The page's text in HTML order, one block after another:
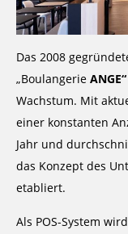
Das 2008
„Boulangerie ANGE“
Wachstum. Mit
einer konstanten
Jahr und
das Konzept des
etabliert.
Als POS-System